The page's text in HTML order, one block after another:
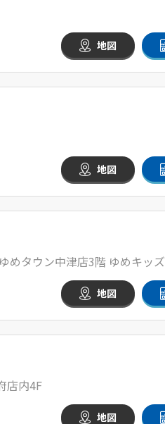
地図
地図
めタウン中津店3階 ゆめキッズ
地図
店内4F
地図